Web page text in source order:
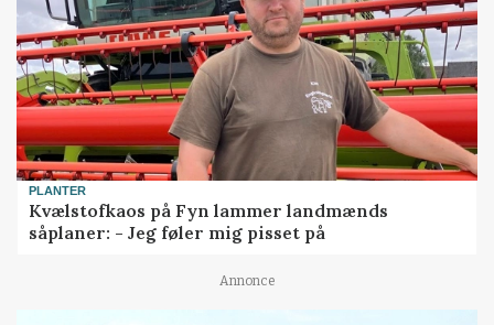
PLANTER
Kvælstofkaos på Fyn lammer landmænds
såplaner: - Jeg føler mig pisset på
Annonce